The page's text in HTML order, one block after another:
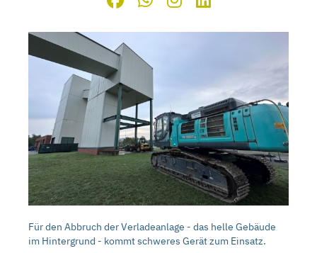
Für den Abbruch der Verladeanlage - das helle Gebäude
im Hintergrund - kommt schweres Gerät zum Einsatz.
In unmittelbarer Nähe des Gebäudes Pförtner 1 entsteht
ein neuer Parkplatz.